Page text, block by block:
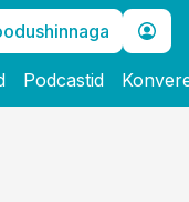
Podcastid